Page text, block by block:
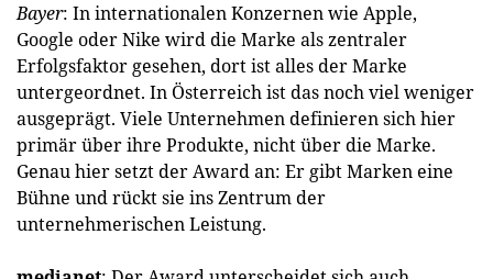
Bayer: In internationalen Konzernen wie Apple,
Google oder Nike wird die Marke als zentraler
Erfolgsfaktor gesehen, dort ist alles der Marke
untergeordnet. In Österreich ist das noch viel weniger
ausgeprägt. Viele Unternehmen definieren sich hier
primär über ihre Produkte, nicht über die Marke.
Genau hier setzt der Award an: Er gibt Marken eine
Bühne und rückt sie ins Zentrum der
unternehmerischen Leistung.